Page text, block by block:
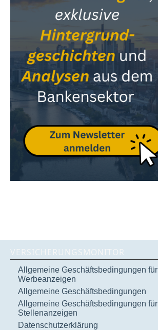
VERSICHERUNGSMONITOR
Allgemeine Geschäftsbedingungen für
Werbeanzeigen
Allgemeine Geschäftsbedingungen
Allgemeine Geschäftsbedingungen für
Stellenanzeigen
Datenschutzerklärung